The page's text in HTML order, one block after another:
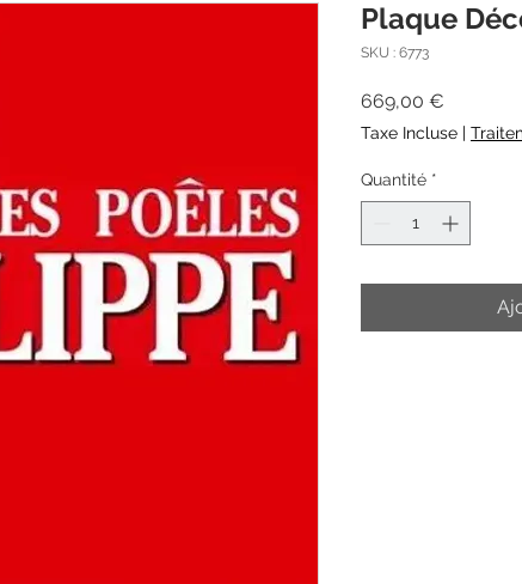
Plaque
SKU : 6773
669,00 €
Taxe Incluse |
Quantité *